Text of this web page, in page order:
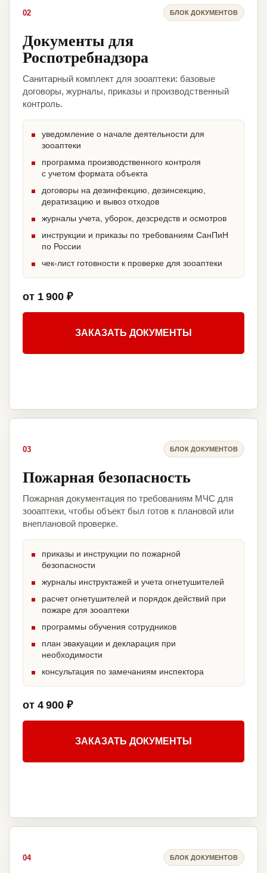
02 БЛОК ДОКУМЕНТОВ
Документы для
Роспотребнадзора
Санитарный комплект для зооаптеки: базовые
договоры, журналы, приказы и производственный
контроль.
уведомление о начале деятельности для
зооаптеки
программа производственного контроля
с учетом формата объекта
договоры на дезинфекцию, дезинсекцию,
дератизацию и вывоз отходов
журналы учета, уборок, дезсредств и осмотров
инструкции и приказы по требованиям СанПиН
по России
чек-лист готовности к проверке для зооаптеки
от 1 900 ₽
ЗАКАЗАТЬ ДОКУМЕНТЫ
03 БЛОК ДОКУМЕНТОВ
Пожарная безопасность
Пожарная документация по требованиям МЧС для
зооаптеки, чтобы объект был готов к плановой или
внеплановой проверке.
приказы и инструкции по пожарной
безопасности
журналы инструктажей и учета огнетушителей
расчет огнетушителей и порядок действий при
пожаре для зооаптеки
программы обучения сотрудников
план эвакуации и декларация при
необходимости
консультация по замечаниям инспектора
от 4 900 ₽
ЗАКАЗАТЬ ДОКУМЕНТЫ
04 БЛОК ДОКУМЕНТОВ